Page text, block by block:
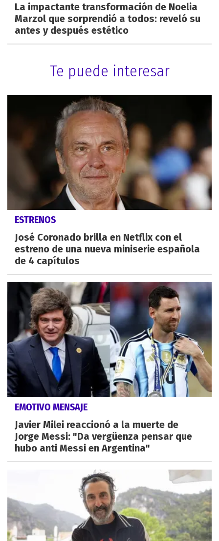
La impactante transformación de Noelia
Marzol que sorprendió a todos: reveló su
antes y después estético
Te puede interesar
ESTRENOS
José Coronado brilla en Netflix con el
estreno de una nueva miniserie española
de 4 capítulos
EMOTIVO MENSAJE
Javier Milei reaccionó a la muerte de
Jorge Messi: "Da vergüenza pensar que
hubo anti Messi en Argentina"